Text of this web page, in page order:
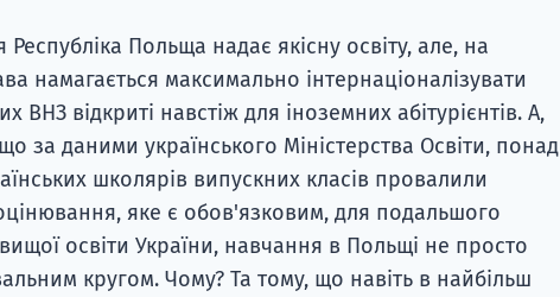
Польща надає якісну освіту, але, на
намагається максимально інтернаціоналізувати
ВНЗ відкриті навстіж для іноземних абітурієнтів. А,
за даними українського Міністерства Освіти, понад
школярів випускних класів провалили
яке є обов'язковим, для подальшого
освіти України, навчання в Польщі не просто
кругом. Чому? Та тому, що навіть в найбільш